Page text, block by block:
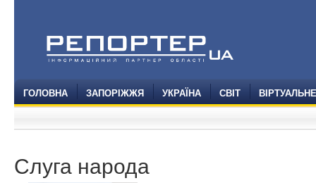
ГОЛОВНА ЗАПОРІЖЖЯ УКРАЇНА СВІТ
Слуга народа